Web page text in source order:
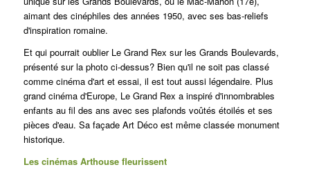
aimant des cinéphiles des années 1950, avec ses bas-reliefs
d'inspiration romaine.
Et qui pourrait oublier Le Grand Rex sur les Grands Boulevards,
présenté sur la photo ci-dessus? Bien qu'il ne soit pas classé
comme cinéma d'art et essai, il est tout aussi légendaire. Plus
grand cinéma d'Europe, Le Grand Rex a inspiré d'innombrables
enfants au fil des ans avec ses plafonds voûtés étoilés et ses
pièces d'eau. Sa façade Art Déco est même classée monument
historique.
Les cinémas Arthouse fleurissent